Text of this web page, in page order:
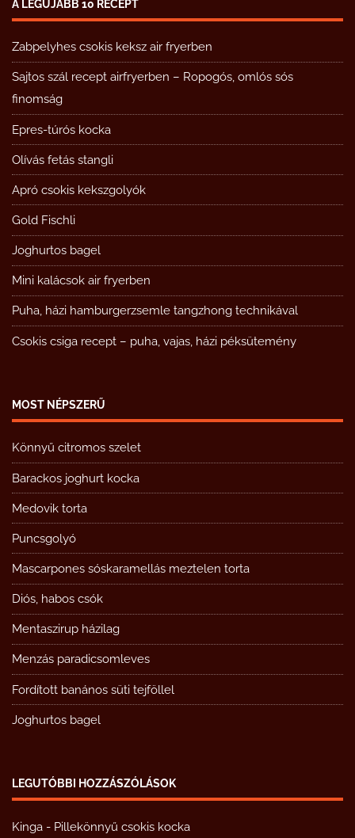
A LEGÚJABB 10 RECEPT
Zabpelyhes csokis keksz air fryerben
Sajtos szál recept airfryerben – Ropogós, omlós sós
finomság
Epres-túrós kocka
Olívás fetás stangli
Apró csokis kekszgolyók
Gold Fischli
Joghurtos bagel
Mini kalácsok air fryerben
Puha, házi hamburgerzsemle tangzhong technikával
Csokis csiga recept – puha, vajas, házi péksütemény
MOST NÉPSZERŰ
Könnyű citromos szelet
Barackos joghurt kocka
Medovik torta
Puncsgolyó
Mascarpones sóskaramellás meztelen torta
Diós, habos csók
Mentaszirup házilag
Menzás paradicsomleves
Fordított banános süti tejföllel
Joghurtos bagel
LEGUTÓBBI HOZZÁSZÓLÁSOK
Kinga - Pillekönnyű csokis kocka